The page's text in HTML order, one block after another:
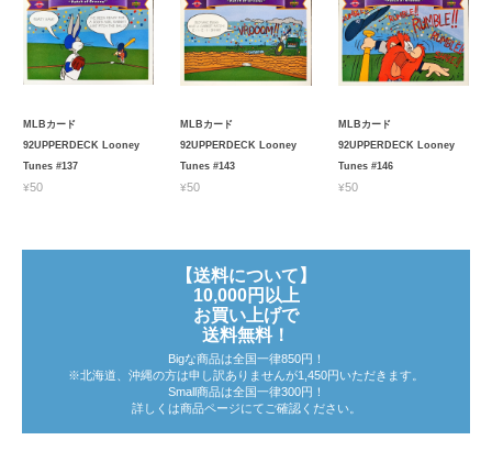
MLBカード
92UPPERDECK Looney
Tunes #137
¥50
MLBカード
92UPPERDECK Looney
Tunes #143
¥50
MLBカード
92UPPERDECK Looney
Tunes #146
¥50
【送料について】
10,000円以上
お買い上げで
送料無料！
Bigな商品は全国一律850円！
※北海道、沖縄の方は申し訳ありませんが1,450円いただきます。
Small商品は全国一律300円！
詳しくは商品ページにてご確認ください。